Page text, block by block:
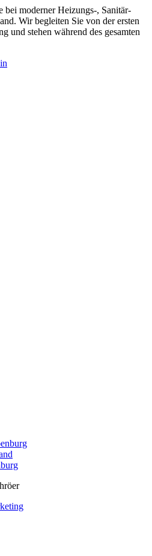
moderner Heizungs-, Sanitär-
Wir begleiten Sie von der ersten
und stehen während des gesamten